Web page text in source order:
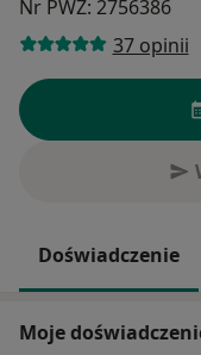
Nr PWZ: 2756386
37 opinii
Doświadczenie
Moje